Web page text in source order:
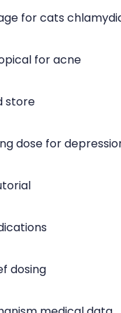
for cats
for acne
store
dose for
dosing